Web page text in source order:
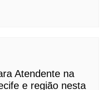
Atendente na
e região nesta